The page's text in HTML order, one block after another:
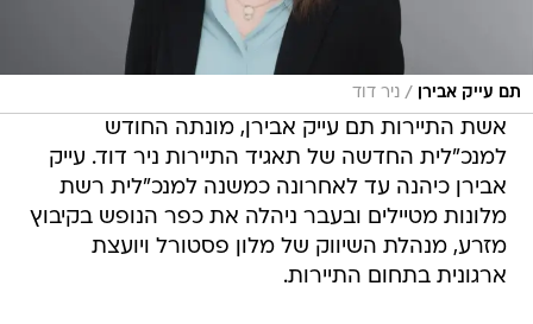
תם עייק אבירן / ניר דוד
אשת התיירות תם עייק אבירן, מונתה החודש
למנכ"לית החדשה של תאגיד התיירות ניר דוד. עייק
אבירן כיהנה עד לאחרונה כמשנה למנכ"לית רשת
מלונות מטיילים ובעבר ניהלה את כפר הנופש בקיבוץ
מזרע, מנהלת השיווק של מלון פסטורל ויועצת
ארגונית בתחום התיירות.